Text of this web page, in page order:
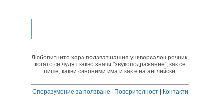
Любопитните хора ползват нашия универсален речник,
когато се чудят какво значи "звукоподражание", как се
пише, какви синоними има и как е на английски.
Споразумение за ползване | Поверителност| Контакти